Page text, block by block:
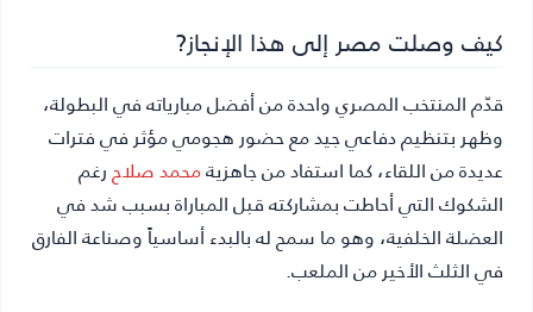
كيف وصلت مصر إلى هذا الإنجاز?
قدّم المنتخب المصري واحدة من أفضل مبارياته في البطولة،
وظهر بتنظيم دفاعي جيد مع حضور هجومي مؤثر في فترات
عديدة من اللقاء، كما استفاد من جاهزيةمحمد صلاحرغم
الشكوك التي أحاطت بمشاركته قبل المباراة بسبب شد في
العضلة الخلفية، وهو ما سمح له بالبدء أساسياً وصناعة الفارق
في الثلث الأخير من الملعب.